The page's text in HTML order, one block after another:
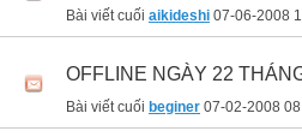
Bài viết cuối aikideshi 07-06-2008
OFFLINE NGÀY 22
Bài viết cuối beginer 07-02-2008